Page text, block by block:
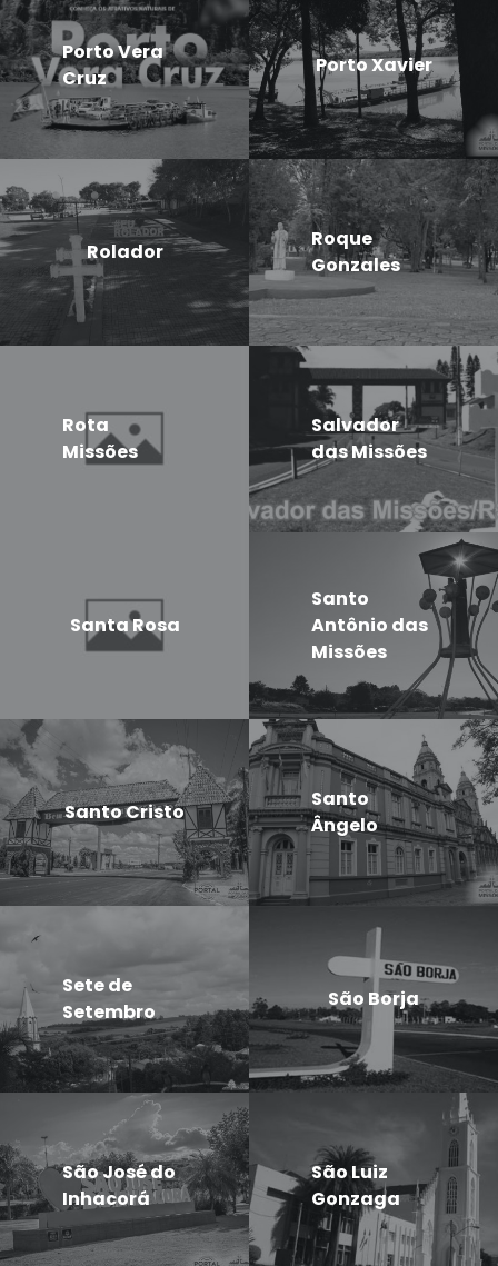
Porto Vera
Cruz
Porto Xavier
Rolador
Roque
Gonzales
Rota
Missões
Salvador
das Missões
Santa Rosa
Santo
Antônio das
Missões
Santo Cristo
Santo
Ângelo
Sete de
Setembro
São Borja
São José do
Inhacorá
São Luiz
Gonzaga